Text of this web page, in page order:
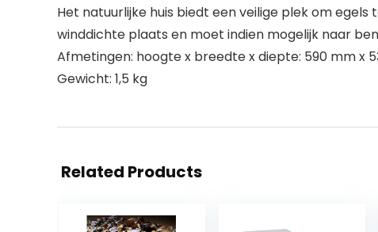
Het natuurlijke huis biedt een veilige plek om
winddichte plaats en moet indien mogelijk naar
Afmetingen: hoogte x breedte x diepte: 590 mm x
Gewicht: 1,5 kg
Related Products